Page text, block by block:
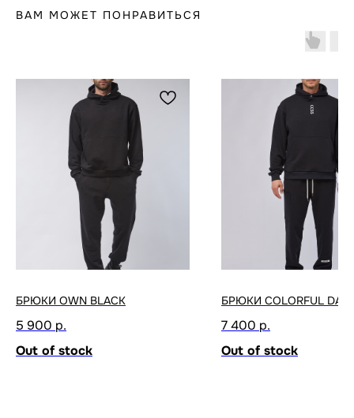
ВАМ МОЖЕТ ПОНРАВИТЬСЯ
БРЮКИ OWN BLACK
5 900 р.
Out of stock
БРЮКИ COLORFUL
7 400 р.
Out of stock